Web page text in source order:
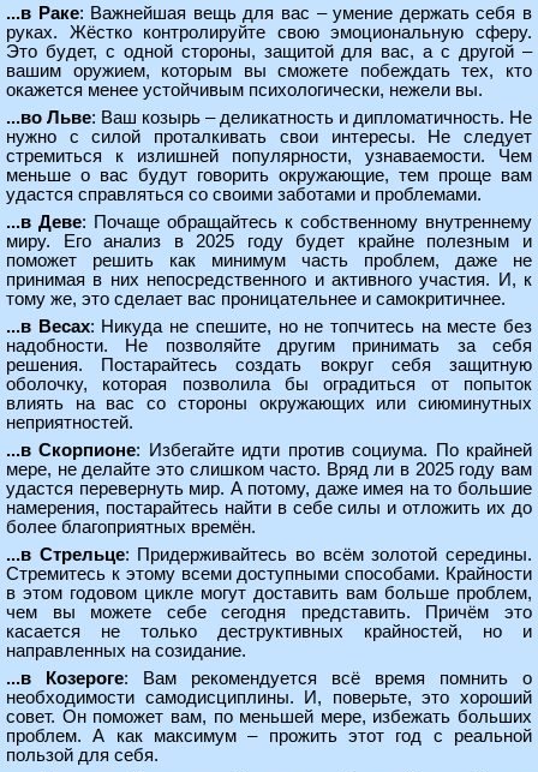
...в Раке: Важнейшая вещь для вас – умение держать себя в
руках. Жёстко контролируйте свою эмоциональную сферу.
Это будет, с одной стороны, защитой для вас, а с другой –
вашим оружием, которым вы сможете побеждать тех, кто
окажется менее устойчивым психологически, нежели вы.
...во Льве: Ваш козырь – деликатность и дипломатичность. Не
нужно с силой проталкивать свои интересы. Не следует
стремиться к излишней популярности, узнаваемости. Чем
меньше о вас будут говорить окружающие, тем проще вам
удастся справляться со своими заботами и проблемами.
...в Деве: Почаще обращайтесь к собственному внутреннему
миру. Его анализ в 2025 году будет крайне полезным и
поможет решить как минимум часть проблем, даже не
принимая в них непосредственного и активного участия. И, к
тому же, это сделает вас проницательнее и самокритичнее.
...в Весах: Никуда не спешите, но не топчитесь на месте без
надобности. Не позволяйте другим принимать за себя
решения. Постарайтесь создать вокруг себя защитную
оболочку, которая позволила бы оградиться от попыток
влиять на вас со стороны окружающих или сиюминутных
неприятностей.
...в Скорпионе: Избегайте идти против социума. По крайней
мере, не делайте это слишком часто. Вряд ли в 2025 году вам
удастся перевернуть мир. А потому, даже имея на то большие
намерения, постарайтесь найти в себе силы и отложить их до
более благоприятных времён.
...в Стрельце: Придерживайтесь во всём золотой середины.
Стремитесь к этому всеми доступными способами. Крайности
в этом годовом цикле могут доставить вам больше проблем,
чем вы можете себе сегодня представить. Причём это
касается не только деструктивных крайностей, но и
направленных на созидание.
...в Козероге: Вам рекомендуется всё время помнить о
необходимости самодисциплины. И, поверьте, это хороший
совет. Он поможет вам, по меньшей мере, избежать больших
проблем. А как максимум – прожить этот год с реальной
пользой для себя.